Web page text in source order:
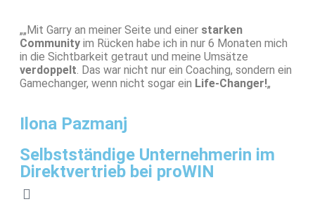
„„Mit Garry an meiner Seite und einer starken
Community im Rücken habe ich in nur 6 Monaten mich
in die Sichtbarkeit getraut und meine Umsätze
verdoppelt. Das war nicht nur ein Coaching, sondern ein
Gamechanger, wenn nicht sogar ein Life-Changer!„
Ilona Pazmanj
Selbstständige Unternehmerin im
Direktvertrieb bei proWIN